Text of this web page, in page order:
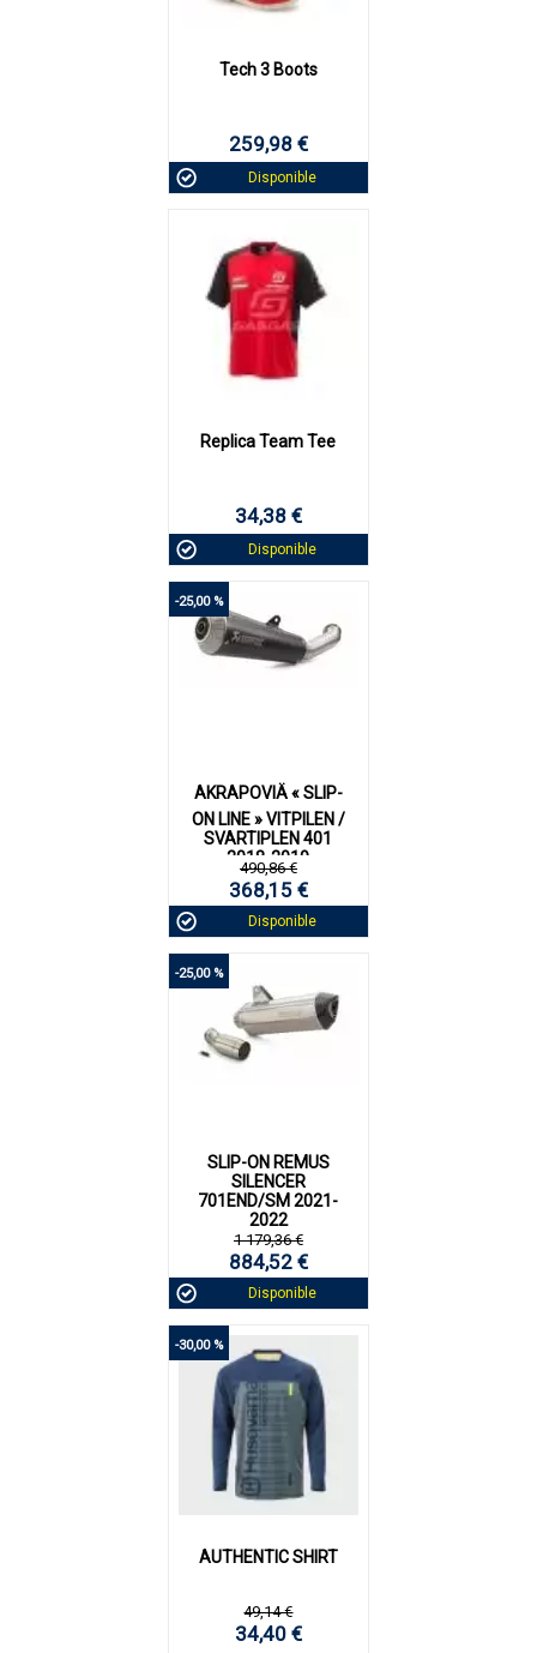
Tech 3 Boots
259,98 €
Disponible
Replica Team Tee
34,38 €
Disponible
-25,00 %
AKRAPOVIÄ « SLIP-
ON LINE » VITPILEN /
SVARTIPLEN 401
2018-2019
490,86 €
368,15 €
Disponible
-25,00 %
SLIP-ON REMUS
SILENCER
701END/SM 2021-
2022
1 179,36 €
884,52 €
Disponible
-30,00 %
AUTHENTIC SHIRT
49,14 €
34,40 €